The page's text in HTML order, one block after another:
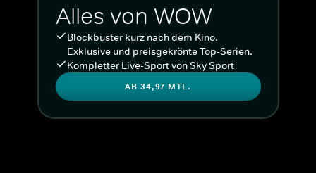
Alles von WOW
Blockbuster kurz nach dem Kino.
Exklusive und preisgekrönte Top-Serien.
Kompletter Live-Sport von Sky Sport
AB 34,97 MTL.